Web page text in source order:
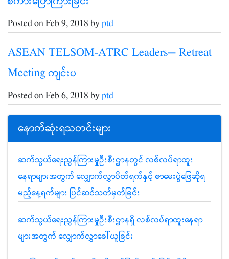
Posted on Feb 9, 2018 byptd
ASEAN TELSOM-ATRC Leaders’ Retreat
Meeting ကျင်းပ
Posted on Feb 6, 2018 byptd
နောက်ဆုံးရသတင်းများ
ဆက်သွယ်ရေးညွှန်ကြားမှုဦးစီးဌာနတွင် လစ်လပ်ရာထူး
နေရာများအတွက် လျှောက်လွှာပိတ်ရက်နှင့် စာမေးပွဲဖြေဆိုရ
မည့်နေ့ရက်များ ပြင်ဆင်သတ်မှတ်ခြင်း
ဆက်သွယ်ရေးညွှန်ကြားမှုဦးစီးဌာနရှိ လစ်လပ်ရာထူးနေရာ
များအတွက် လျှောက်လွှာခေါ်ယူခြင်း